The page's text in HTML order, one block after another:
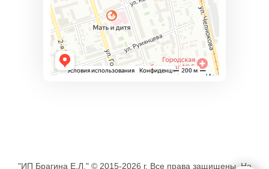
"ИП Брагина Е.Л." © 2015-2026 г. Все права защищены. Не